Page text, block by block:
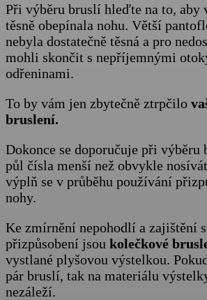
Při výběru bruslí hleďte na to, aby
těsně obepínala nohu. Větší
nebyla dostatečně těsná a pro
mohli skončit s nepříjemnými
odřeninami.
To by vám jen zbytečně ztrpčilo
bruslení.
Dokonce se doporučuje při výběru
půl čísla menší než obvykle
výplň se v průběhu používání
nohy.
Ke zmírnění nepohodlí a zajištění
přizpůsobení jsou kolečkové
vystlané plyšovou výstelkou.
pár bruslí, tak na materiálu
nezáleží.